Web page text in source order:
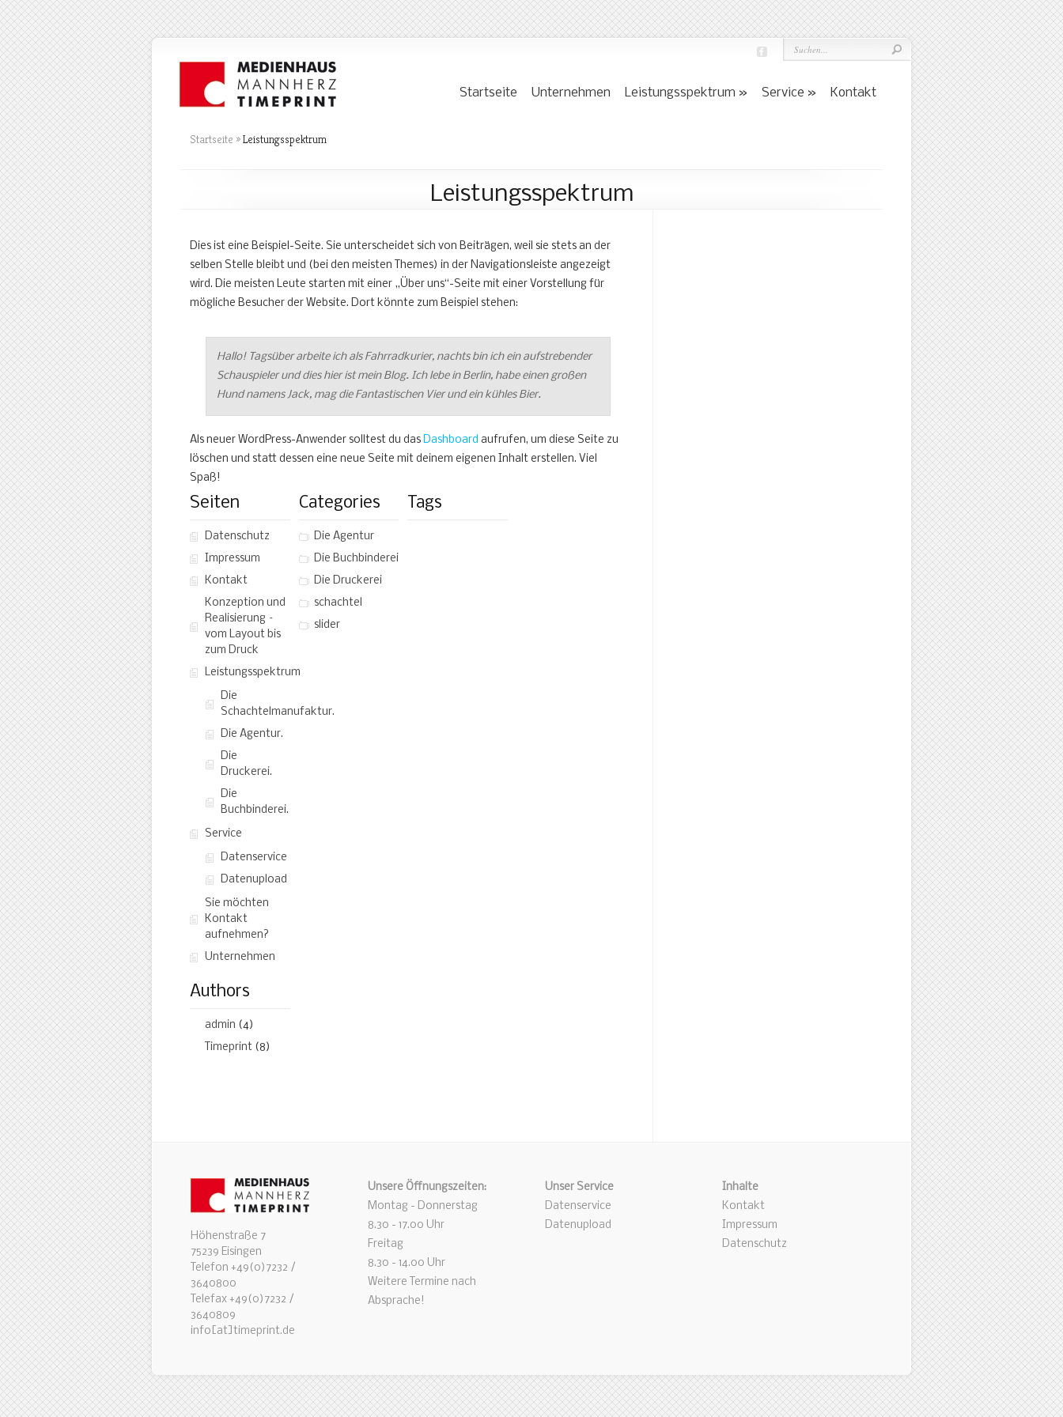
Startseite Unternehmen Leistungsspektrum Service Kontakt
Startseite »Leistungsspektrum
Leistungsspektrum
Dies ist eine Beispiel-Seite. Sie unterscheidet sich von Beiträgen, weil sie stets an der
selben Stelle bleibt und (bei den meisten Themes) in der Navigationsleiste angezeigt
wird. Die meisten Leute starten mit einer „Über uns“-Seite mit einer Vorstellung für
mögliche Besucher der Website. Dort könnte zum Beispiel stehen:
Hallo! Tagsüber arbeite ich als Fahrradkurier, nachts bin ich ein aufstrebender
Schauspieler und dies hier ist mein Blog. Ich lebe in Berlin, habe einen großen
Hund namens Jack, mag die Fantastischen Vier und ein kühles Bier.
Als neuer WordPress-Anwender solltest du das Dashboard aufrufen, um diese Seite zu
löschen und statt dessen eine neue Seite mit deinem eigenen Inhalt erstellen. Viel
Spaß!
Seiten
Datenschutz
Impressum
Kontakt
Konzeption und
Realisierung –
vom Layout bis
zum Druck
Leistungsspektrum
Die
Schachtelmanufaktur.
Die Agentur.
Die
Druckerei.
Die
Buchbinderei.
Service
Datenservice
Datenupload
Sie möchten
Kontakt
aufnehmen?
Unternehmen
Categories
Die Agentur
Die Buchbinderei
Die Druckerei
schachtel
slider
Tags
Authors
admin (4)
Timeprint (8)
Höhenstraße 7
75239 Eisingen
Telefon +49(0)7232 /
3640800
Telefax +49(0)7232 /
3640809
info[at]timeprint.de
Unsere Öffnungszeiten:
Montag - Donnerstag
8.30 - 17.00 Uhr
Freitag
8.30 - 14.00 Uhr
Weitere Termine nach
Absprache!
Unser Service
Datenservice
Datenupload
Inhalte
Kontakt
Impressum
Datenschutz